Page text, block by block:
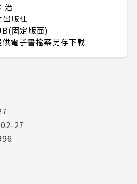
治
出版社
固定版面)
供電子書檔案另存下載
27